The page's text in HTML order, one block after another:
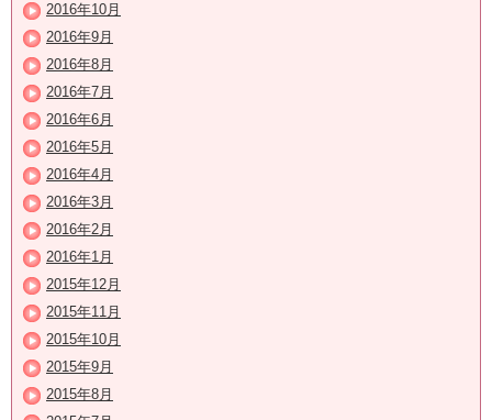
2016年10月
2016年9月
2016年8月
2016年7月
2016年6月
2016年5月
2016年4月
2016年3月
2016年2月
2016年1月
2015年12月
2015年11月
2015年10月
2015年9月
2015年8月